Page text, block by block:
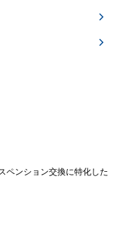
ペンション交換に特化した